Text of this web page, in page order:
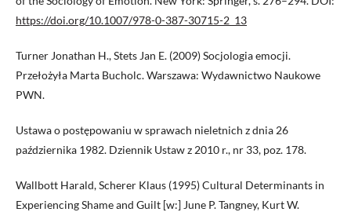
https://doi.org/10.1007/978-0-387-30715-2_13
Turner Jonathan H., Stets Jan E. (2009) Socjologia emocji.
Przełożyła Marta Bucholc. Warszawa: Wydawnictwo Naukowe
PWN.
Ustawa o postępowaniu w sprawach nieletnich z dnia 26
października 1982. Dziennik Ustaw z 2010 r., nr 33, poz. 178.
Wallbott Harald, Scherer Klaus (1995) Cultural Determinants in
Experiencing Shame and Guilt [w:] June P. Tangney, Kurt W.